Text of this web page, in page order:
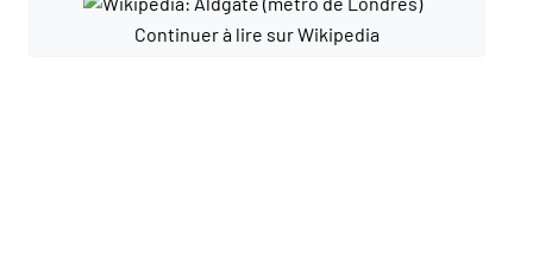
Continuer à lire sur Wikipedia